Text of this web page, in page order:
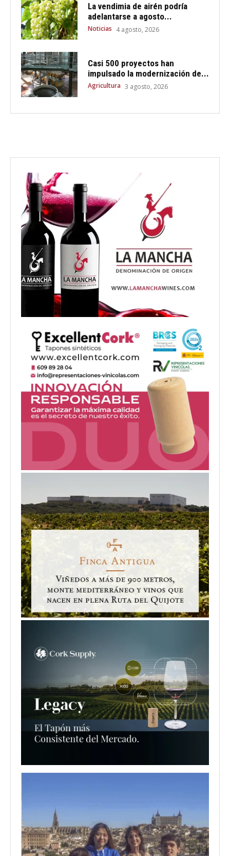
La vendimia de airén podría
adelantarse a agosto...
Noticias 4 agosto, 2026
Casi 500 proyectos han
impulsado la modernización de...
Agricultura 3 agosto, 2026